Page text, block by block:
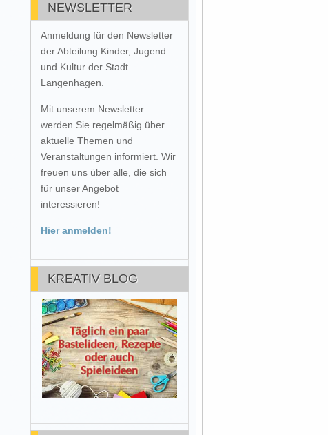
NEWSLETTER
Anmeldung für den Newsletter
der Abteilung Kinder, Jugend
und Kultur der Stadt
Langenhagen.
Mit unserem Newsletter
werden Sie regelmäßig über
aktuelle Themen und
Veranstaltungen informiert. Wir
freuen uns über alle, die sich
für unser Angebot
interessieren!
Hier anmelden!
KREATIV BLOG